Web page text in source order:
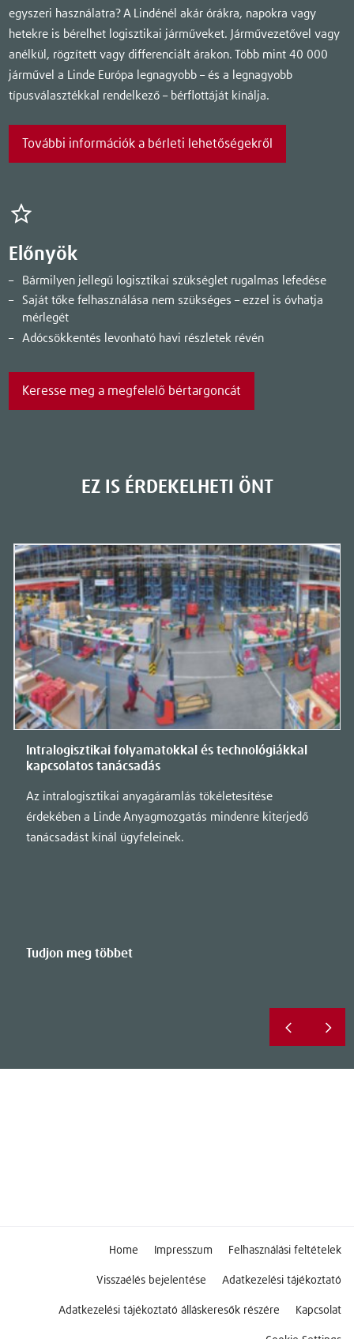
egyszeri használatra? A Lindénél akár órákra, napokra vagy
hetekre is bérelhet logisztikai járműveket. Járművezetővel vagy
anélkül, rögzített vagy differenciált árakon. Több mint 40 000
járművel a Linde Európa legnagyobb – és a legnagyobb
típusválasztékkal rendelkező – bérflottáját kínálja.
További információk a bérleti lehetőségekről
Előnyök
Bármilyen jellegű logisztikai szükséglet rugalmas lefedése
Saját tőke felhasználása nem szükséges – ezzel is óvhatja
mérlegét
Adócsökkentés levonható havi részletek révén
Keresse meg a megfelelő bértargoncát
EZ IS ÉRDEKELHETI ÖNT
Intralogisztikai folyamatokkal és technológiákkal
kapcsolatos tanácsadás
Az intralogisztikai anyagáramlás tökéletesítése
érdekében a Linde Anyagmozgatás mindenre kiterjedő
tanácsadást kínál ügyfeleinek.
Tudjon meg többet
Home Impresszum Felhasználási feltételek
Visszaélés bejelentése Adatkezelési tájékoztató
Adatkezelési tájékoztató álláskeresők részére Kapcsolat